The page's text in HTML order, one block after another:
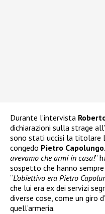
Durante l’intervista
dichiarazioni sulla strage
sono stati uccisi la titolare
congedo Pietro Capolungo
avevamo che armi in casa!”
sospetto che hanno
“L’obiettivo era Pietro
che lui era ex dei servizi
diverse cose, come un giro
quell’armeria.